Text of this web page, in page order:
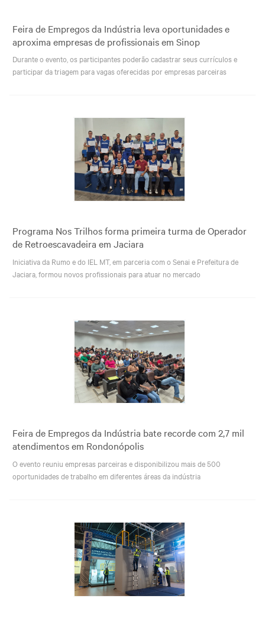
Feira de Empregos da Indústria leva oportunidades e
aproxima empresas de profissionais em Sinop
Durante o evento, os participantes poderão cadastrar seus currículos e
participar da triagem para vagas oferecidas por empresas parceiras
Programa Nos Trilhos forma primeira turma de Operador
de Retroescavadeira em Jaciara
Iniciativa da Rumo e do IEL MT, em parceria com o Senai e Prefeitura de
Jaciara, formou novos profissionais para atuar no mercado
Feira de Empregos da Indústria bate recorde com 2,7 mil
atendimentos em Rondonópolis
O evento reuniu empresas parceiras e disponibilizou mais de 500
oportunidades de trabalho em diferentes áreas da indústria